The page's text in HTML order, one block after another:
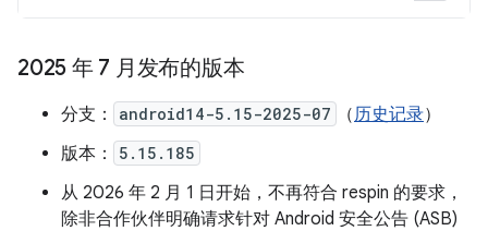
2025 年 7 月发布的版本
分支： android14-5.15-2025-07 （历史记录）
版本：
5.15.185
从 2026 年 2 月 1 日开始，不再符合 respin 的要求，
除非合作伙伴明确请求针对 Android 安全公告 (ASB)